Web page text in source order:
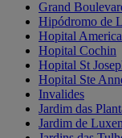
Grand
Hipódromo de
Hopital
Hopital Cochin
Hopital St
Hopital Ste
Invalides
Jardim das
Jardim de